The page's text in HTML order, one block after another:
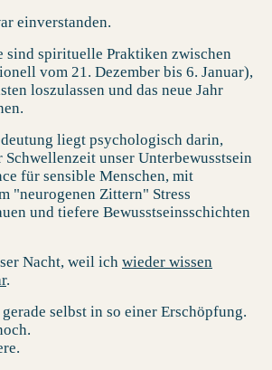
einverstanden.
sind spirituelle Praktiken zwischen
vom 21. Dezember bis 6. Januar),
loszulassen und das neue Jahr
liegt psychologisch darin,
Schwellenzeit unser Unterbewusstsein
für sensible Menschen, mit
"neurogenen Zittern" Stress
und tiefere Bewusstseinsschichten
Nacht, weil ich wieder wissen
.
selbst in so einer Erschöpfung.